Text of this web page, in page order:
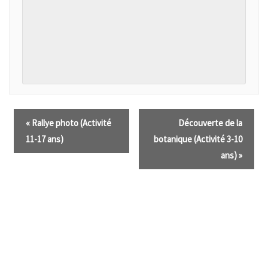
« Rallye photo (Activité
11-17 ans)
Découverte de la
botanique (Activité 3-10
ans)»